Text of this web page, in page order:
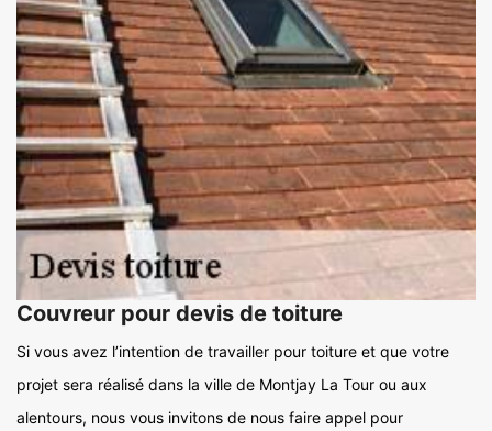
Couvreur pour devis de toiture
Si vous avez l’intention de travailler pour toiture et que votre
projet sera réalisé dans la ville de Montjay La Tour ou aux
alentours, nous vous invitons de nous faire appel pour